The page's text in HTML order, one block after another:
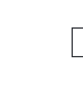
Fecha